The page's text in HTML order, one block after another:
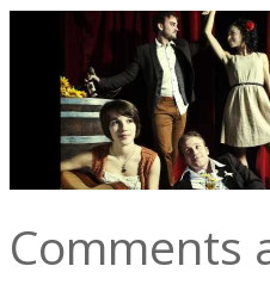
Comments